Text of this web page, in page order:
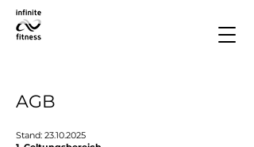
AGB
Stand: 23.10.2025